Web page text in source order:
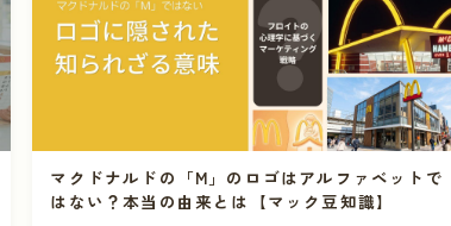
マクドナルドの「M」のロゴはアルファベットで
はない？本当の由来とは【マック豆知識】